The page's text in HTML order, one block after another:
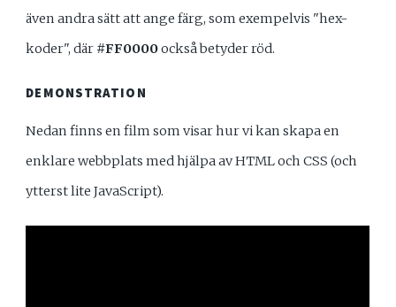
även andra sätt att ange färg, som exempelvis "hex-
koder", där #FF0000också betyder röd.
DEMONSTRATION
Nedan finns en film som visar hur vi kan skapa en
enklare webbplats med hjälpa av HTML och CSS (och
ytterst lite JavaScript).